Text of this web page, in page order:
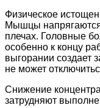
Физическое
Мышцы
плечах. Головные
особенно к концу
выгорании создает
не может
Снижение
затрудняют